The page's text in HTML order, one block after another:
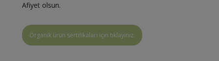
Afiyet olsun.
Organik ürün sertifikaları için tıklayınız.